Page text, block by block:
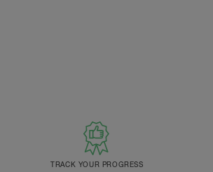
TRACK YOUR PROGRESS